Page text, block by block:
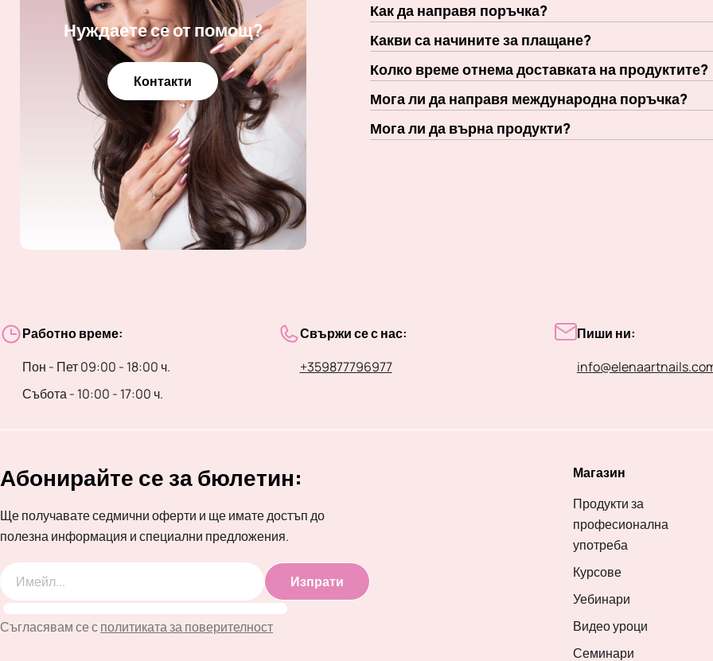
Нуждаете се от помощ?
Контакти
Как да направя поръчка?
Какви са начините за плащане?
Колко време отнема доставката на продуктите?
Мога ли да направя международна поръчка?
Мога ли да върна продукти?
Работно време:
Пон - Пет 09:00 - 18:00 ч.
Събота - 10:00 - 17:00 ч.
Свържи се с нас:
+359877796977
Пиши ни:
Абонирайте се за бюлетин:
Ще получавате седмични оферти и ще имате достъп до
полезна информация и специални предложения.
Изпрати
Съгласявам се сполитиката за поверителност
Магазин
Продукти за
професионална
употреба
Курсове
Уебинари
Видео уроци
Семинари